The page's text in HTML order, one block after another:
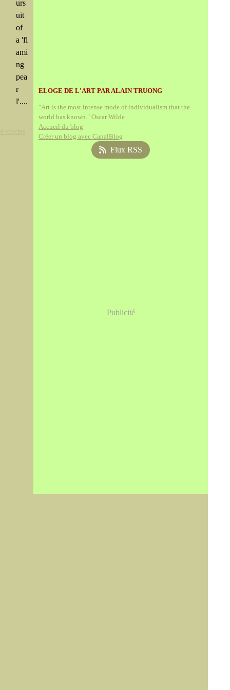
urs
uit
of
a 'fl
ami
ng
pea
r
l'....
ELOGE DE L'ART PAR ALAIN TRUONG
"Art is the most intense mode of individualism that the
world has known." Oscar Wilde
Accueil du blog
Créer un blog avec CanalBlog
Flux RSS
Publicité